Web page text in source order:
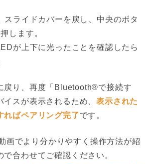
スライドカバーを戻し、中央のボタ
します。
が上下に光ったことを確認したら
戻り、再度「Bluetooth®で接続す
イスが表示されるため、表示された
ればペアリング完了です。
画でより分かりやすく操作方法が紹
合わせてご確認ください。